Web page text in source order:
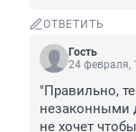
ОТВЕТИТЬ
Гость
24 февраля,
"Правильно,
незаконными
не хочет